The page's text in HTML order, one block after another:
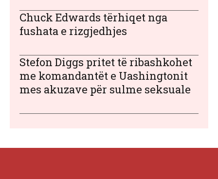
Chuck Edwards tërhiqet nga
fushata e rizgjedhjes
Stefon Diggs pritet të ribashkohet
me komandantët e Uashingtonit
mes akuzave për sulme seksuale